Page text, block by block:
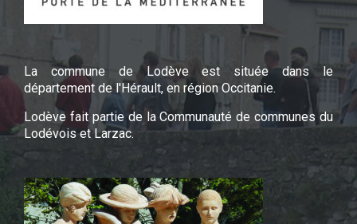
La commune de Lodève est située dans le
département de l'Hérault, en région Occitanie.
Lodève fait partie de la Communauté de communes du
Lodévois et Larzac.